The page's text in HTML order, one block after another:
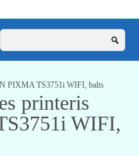
PIXMA TS3751i WIFI, balts
printeris
WIFI,